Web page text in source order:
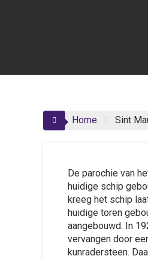
Home Sint
De parochie van
huidige schip
kreeg het schip
huidige toren
aangebouwd. In
vervangen door
kunradersteen.